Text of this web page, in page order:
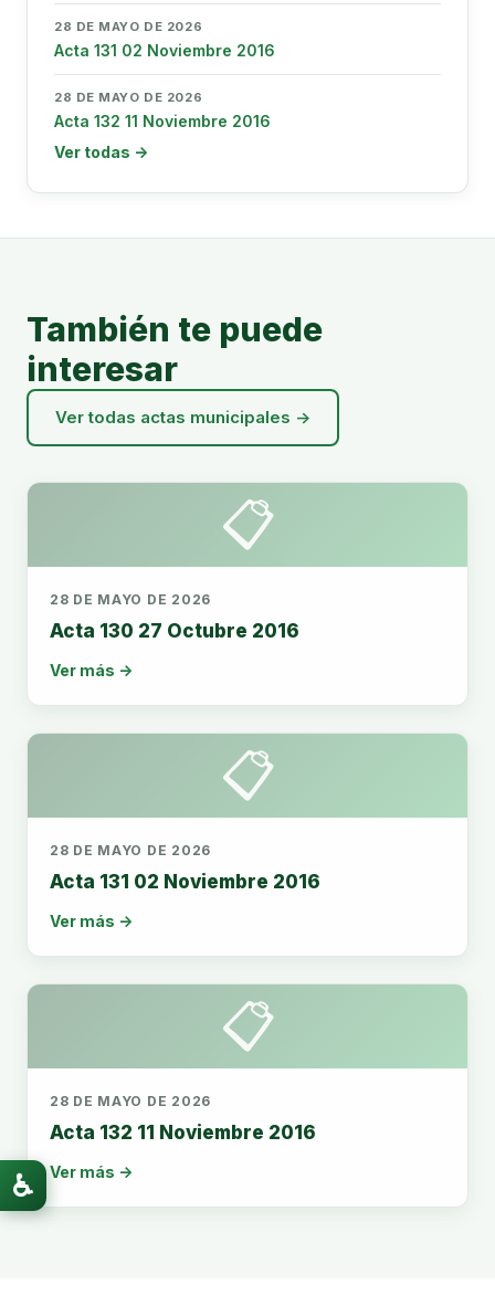
28 DE MAYO DE 2026
Acta 131 02 Noviembre 2016
28 DE MAYO DE 2026
Acta 132 11 Noviembre 2016
Ver todas →
También te puede
interesar
Ver todas actas municipales →
📋
28 DE MAYO DE 2026
Acta 130 27 Octubre 2016
Ver más →
📋
28 DE MAYO DE 2026
Acta 131 02 Noviembre 2016
Ver más →
📋
28 DE MAYO DE 2026
Acta 132 11 Noviembre 2016
Ver más →
♿